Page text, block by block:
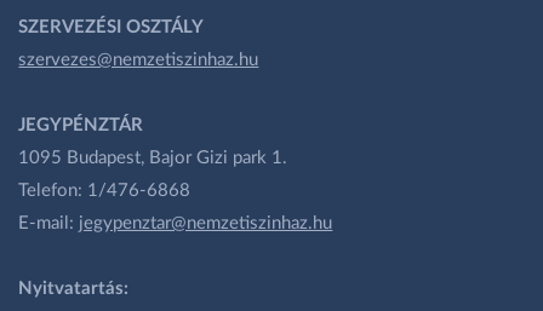
SZERVEZÉSI OSZTÁLY
szervezes@nemzetiszinhaz.hu
JEGYPÉNZTÁR
1095 Budapest, Bajor Gizi park 1.
Telefon: 1/476-6868
E-mail: jegypenztar@nemzetiszinhaz.hu
Nyitvatartás: